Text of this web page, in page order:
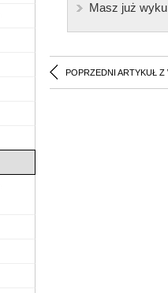
Masz już
POPRZEDNI ARTYKUŁ Z